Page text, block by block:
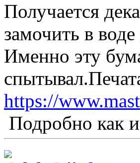
Получается
замочить в
Именно эту
https://
Подробно как